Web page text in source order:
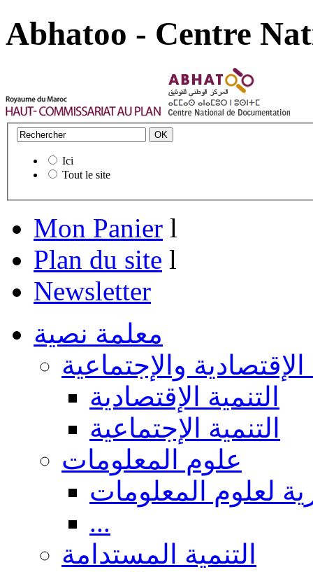
Abhatoo - Centre
Ici
Tout le site
Mon Panier l
Plan du site l
Newsletter
معلمة نصية
الإقتصادية والإجتماعية
التنمية الإقتصادية
التنمية الإجتماعية
علوم المعلومات
لعلوم المعلومات
...
التنمية المستدامة